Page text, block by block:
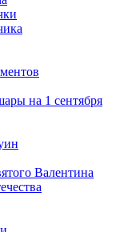
на 1 сентября
Валентина